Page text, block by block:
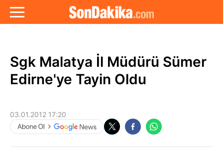
Sgk Malatya İl Müdürü Sümer
Edirne'ye Tayin Oldu
03.01.2012 17:20